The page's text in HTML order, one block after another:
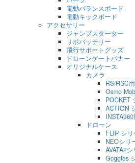
電動バランスボード
電動キックボード
アクセサリー
ジャンプスターター
リポバッテリー
飛行サポートグッズ
ドローンゲートバナー
オリジナルケース
カメラ
RS/RSC用
Osmo
POCKET
ACTION
INSTA360
ドローン
FLIP シ
NEOシリ
AVATA2
Goggles